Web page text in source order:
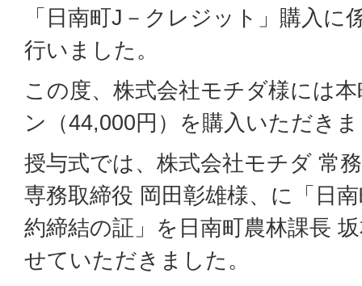
「日南町J－クレジット」購入に
行いました。
この度、株式会社モチダ様には
ン（44,000円）を購入いただき
授与式では、株式会社モチダ 常
専務取締役 岡田彰雄様、に「日
約締結の証」を日南町農林課長
せていただきました。